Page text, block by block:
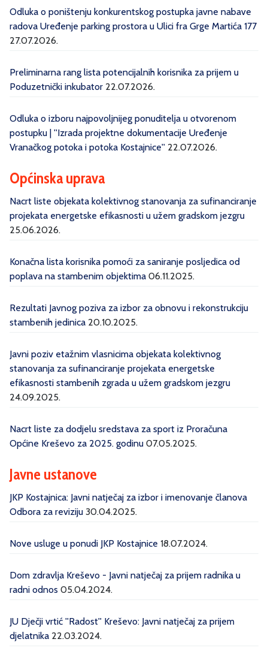
Odluka o poništenju konkurentskog postupka javne nabave
radova Uređenje parking prostora u Ulici fra Grge Martića 177
27.07.2026.
Preliminarna rang lista potencijalnih korisnika za prijem u
Poduzetnički inkubator 22.07.2026.
Odluka o izboru najpovoljnijeg ponuditelja u otvorenom
postupku | ''Izrada projektne dokumentacije Uređenje
Vranačkog potoka i potoka Kostajnice'' 22.07.2026.
Općinska uprava
Nacrt liste objekata kolektivnog stanovanja za sufinanciranje
projekata energetske efikasnosti u užem gradskom jezgru
25.06.2026.
Konačna lista korisnika pomoći za saniranje posljedica od
poplava na stambenim objektima 06.11.2025.
Rezultati Javnog poziva za izbor za obnovu i rekonstrukciju
stambenih jedinica 20.10.2025.
Javni poziv etažnim vlasnicima objekata kolektivnog
stanovanja za sufinanciranje projekata energetske
efikasnosti stambenih zgrada u užem gradskom jezgru
24.09.2025.
Nacrt liste za dodjelu sredstava za sport iz Proračuna
Općine Kreševo za 2025. godinu 07.05.2025.
Javne ustanove
JKP Kostajnica: Javni natječaj za izbor i imenovanje članova
Odbora za reviziju 30.04.2025.
Nove usluge u ponudi JKP Kostajnice 18.07.2024.
Dom zdravlja Kreševo - Javni natječaj za prijem radnika u
radni odnos 05.04.2024.
JU Dječji vrtić ''Radost'' Kreševo: Javni natječaj za prijem
djelatnika 22.03.2024.